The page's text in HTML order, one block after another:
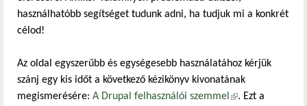
használhatóbb segítséget tudunk adni, ha tudjuk mi a konkrét
célod!
Az oldal egyszerűbb és egységesebb használatához kérjük
szánj egy kis időt a következő kézikönyv kivonatának
megismerésére: A Drupal felhasználói szemmel (külső hivatkozás)
. Ezt a